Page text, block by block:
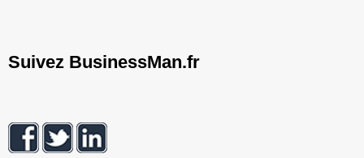
Suivez BusinessMan.fr